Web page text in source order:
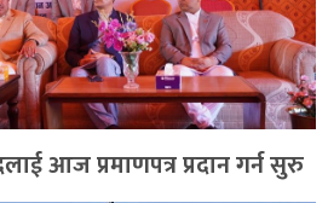
आज प्रमाणपत्र प्रदान गर्न सुरु